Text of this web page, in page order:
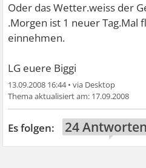
Oder das Wetter.weiss der
.Morgen ist 1 neuer Tag.Mal
einnehmen.
LG euere Biggi
13.09.2008 16:44•
17.09.2008
24